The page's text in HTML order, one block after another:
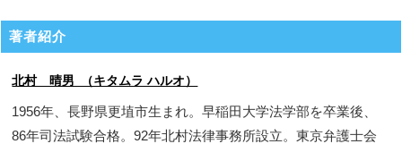
著者紹介
北村 晴男 （キタムラ ハルオ）
1956年、長野県更埴市生まれ。早稲田大学法学部を卒業後、
86年司法試験合格。92年北村法律事務所設立。東京弁護士会